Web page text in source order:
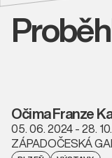
Očima Franze
05. 06. 2024 - 28.
ZÁPADOČESKÁ